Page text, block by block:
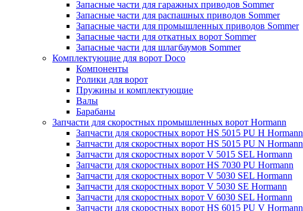
Запасные части для гаражных приводов Sommer
Запасные части для распашных приводов Sommer
Запасные части для промышленных приводов Sommer
Запасные части для откатных ворот Sommer
Запасные части для шлагбаумов Sommer
Комплектующие для ворот Doco
Компоненты
Ролики для ворот
Пружины и комплектующие
Валы
Барабаны
Запчасти для скоростных промышленных ворот Hormann
Запчасти для скоростных ворот HS 5015 PU H Hormann
Запчасти для скоростных ворот HS 5015 PU N Hormann
Запчасти для скоростных ворот V 5015 SEL Hormann
Запчасти для скоростных ворот HS 7030 PU Hormann
Запчасти для скоростных ворот V 5030 SEL Hormann
Запчасти для скоростных ворот V 5030 SE Hormann
Запчасти для скоростных ворот V 6030 SEL Hormann
Запчасти для скоростных ворот HS 6015 PU V Hormann